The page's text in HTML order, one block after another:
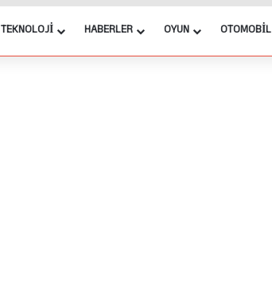
TEKNOLOJI HABERLER OYUN OTOMOBIL